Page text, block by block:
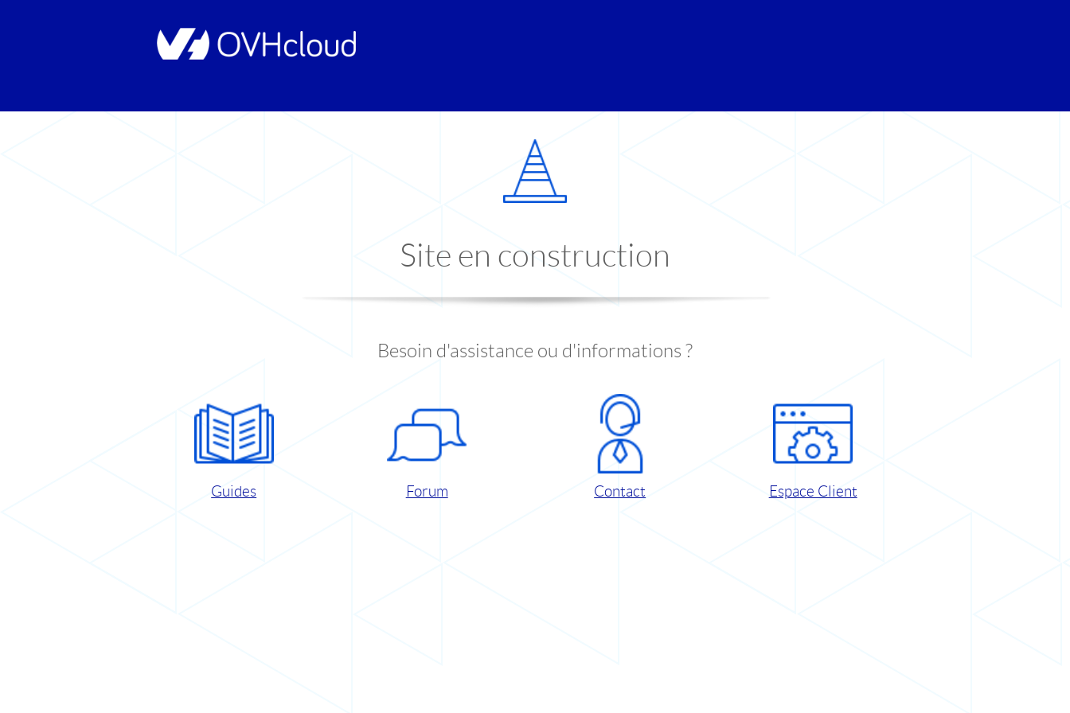
Site en construction
Besoin d'assistance ou d'informations ?
Guides Forum Contact Espace Client